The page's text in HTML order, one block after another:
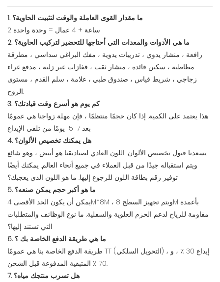
1. ما مقدار القوى العاملة والوقت لتثبيت الحاوية؟
2 ساعة + 4 عمال = وحدة واحدة
2. ما هي الأدوات والمعدات التي أحتاجها للتحضير لتركيب الحاوية؟
رافعة ، منشار يدوي ، تدريبات يدوية ، مفك البراغي سداسي ، مطرقة
مطاطية ، سكين فائدة ، منشار ثقب ، قفازات غير زلية ، مدفع غراء
زجاجي ، شريط قياس ، صندوق طبي ، علامة ، سلم القدم ، مستوى
الروح.
3. كم يوم هو أسرع وقت قيادتك؟
هذا يعتمد على الكمية. إذا كان حجمًا منتظمًا ، فإن مهلة زواجنا هي عمومًا
بعد 7-15 يومًا من تلقي الإيداع
4. هل يمكنك تخصيص الألوان؟
يسعدنا قبول تخصيص الألوان. اللون العادي لصناديقنا هو أبيض ، وهو شائع
ويتم استقباله جيدًا من قبل العملاء في جميع أنحاء العالم. يمكنك أيضًا
توفير رقم بطاقة اللون للرجوع إليها. ما هو اللون الذي يعجبك؟
5. ما هو أكبر حجم يمكن صنعه؟
يمكن أن يكون الحد الأقصى 4M*8M ، ويتم تجهيز السطح 8M بأعمدة
مقاومة للرياح لدعم الحزم العلوية والسفلية. ما نوع الوظائف والمتطلبات
التي تستند إليها؟
6. ما هي طريقة الدفع الخاصة بك ؟
طريقة الدفع الخاصة بنا هي عمومًا TT (التحويل السلكي) ، إيداع 30 ٪ ، و
70 ٪ المتبقية المدفوعة قبل الشحن.
7. هل تسرب منتجك مياه؟